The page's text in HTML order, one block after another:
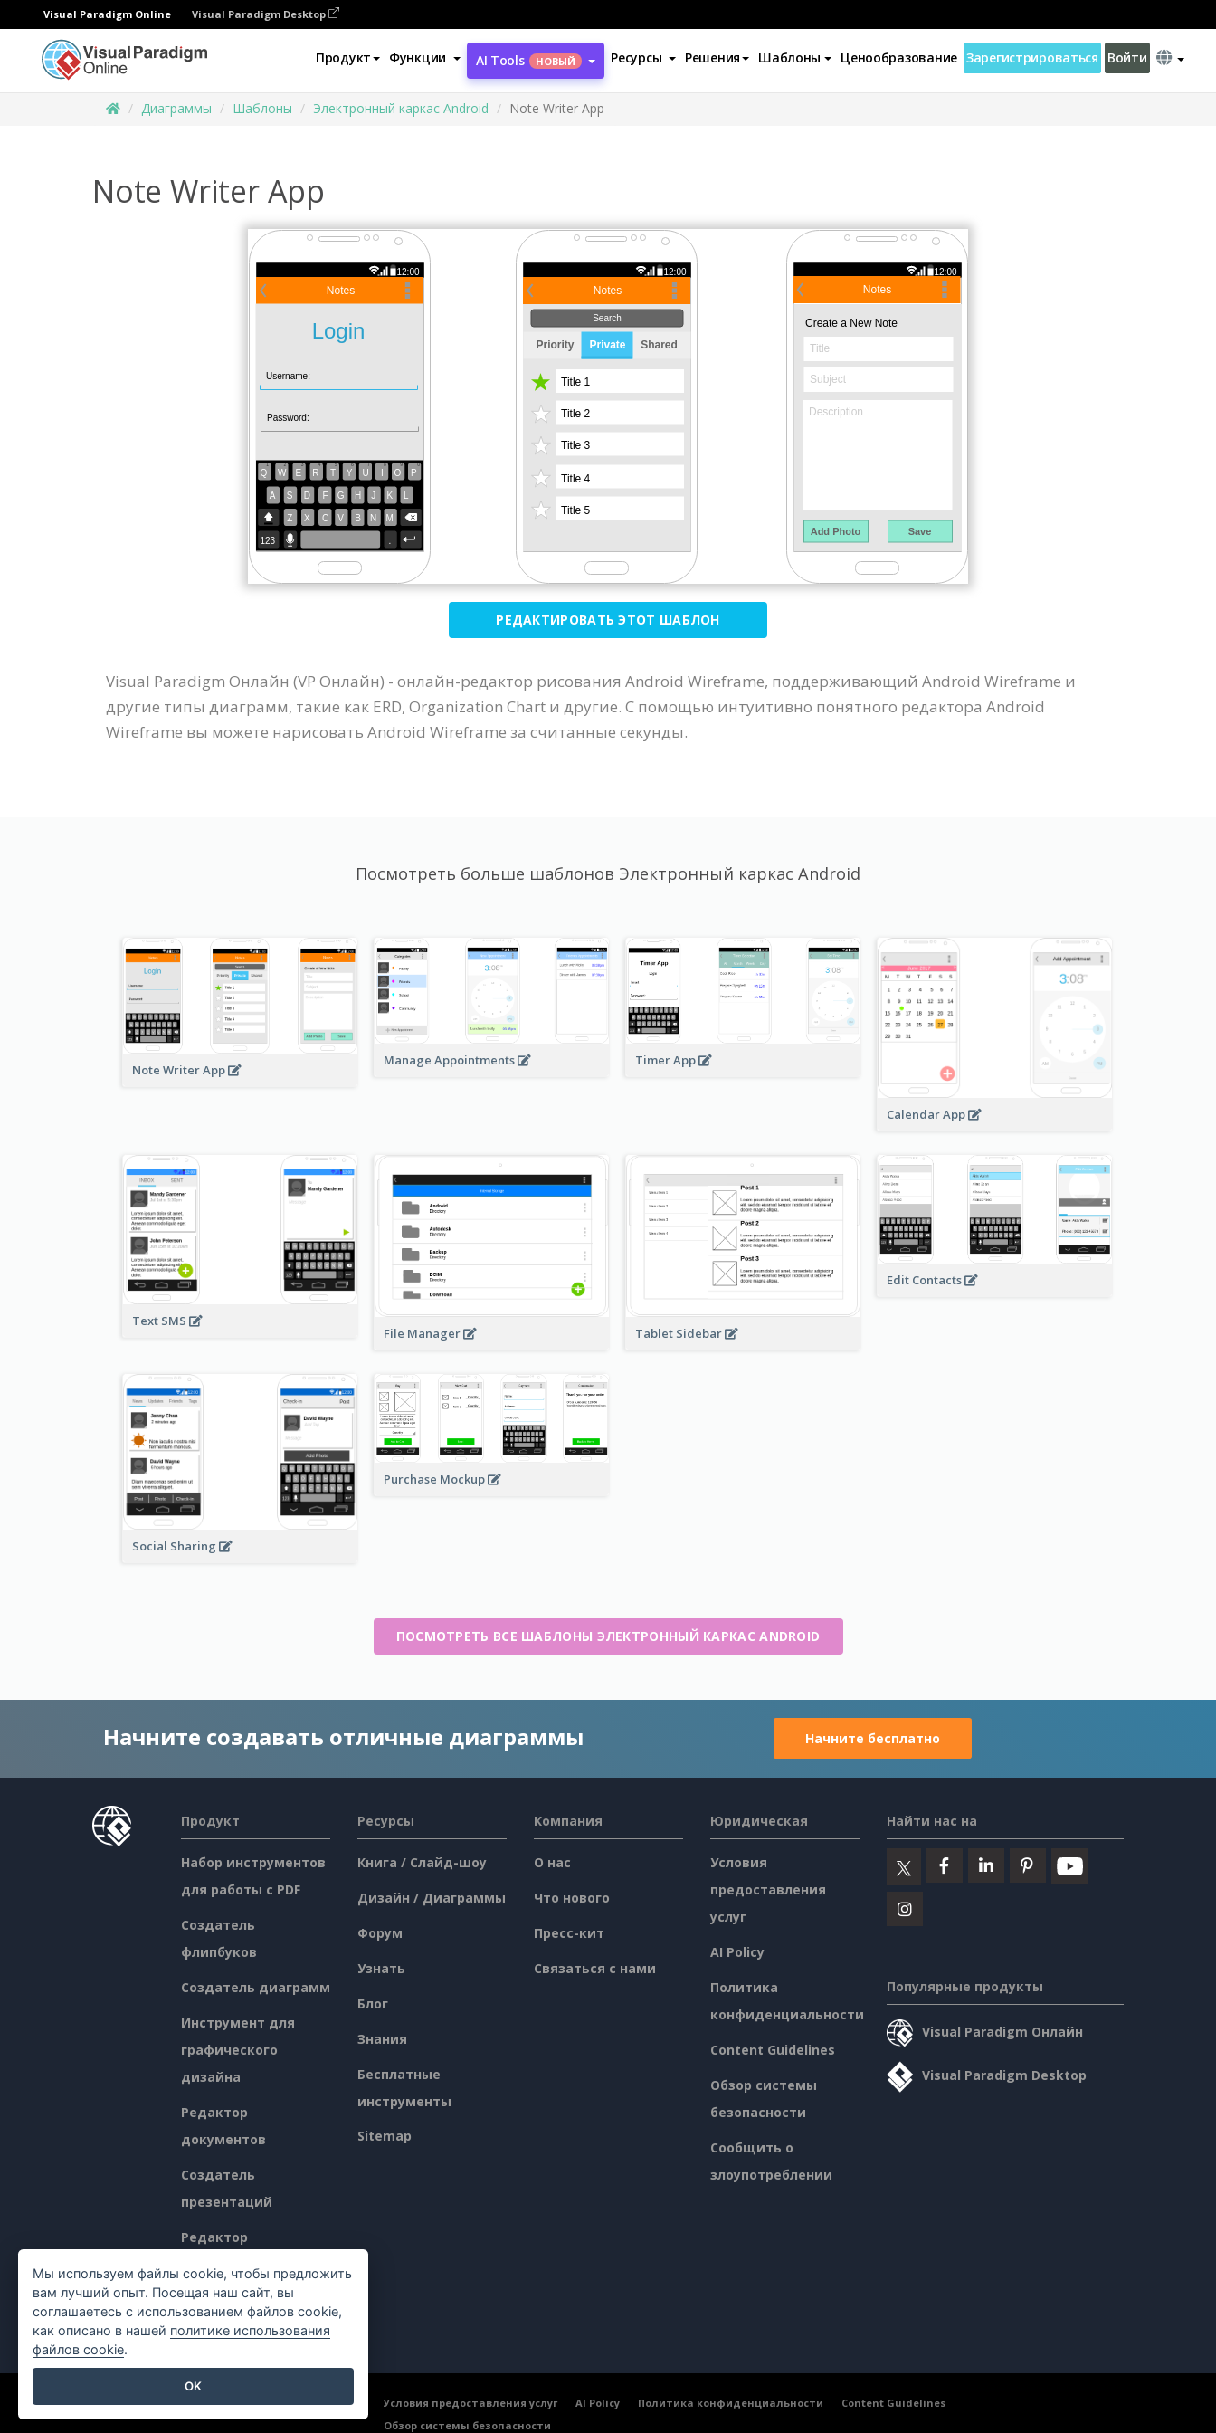
Visual Paradigm Online Visual Paradigm Desktop
Продукт Функции AI Tools НОВЫЙ Ресурсы Решения Шаблоны Ценообразование Зарегистрироваться Войти
Диаграммы Шаблоны Электронный каркас Android Note Writer App
Note Writer App
РЕДАКТИРОВАТЬ ЭТОТ ШАБЛОН
Visual Paradigm Онлайн (VP Онлайн) - онлайн-редактор рисования Android Wireframe, поддерживающий Android Wireframe и
другие типы диаграмм, такие как ERD, Organization Chart и другие. С помощью интуитивно понятного редактора Android
Wireframe вы можете нарисовать Android Wireframe за считанные секунды.
Посмотреть больше шаблонов Электронный каркас Android
Note Writer App
Manage Appointments Timer App
Calendar App
Text SMS
File Manager Tablet Sidebar
Edit Contacts
Social Sharing
Purchase Mockup
ПОСМОТРЕТЬ ВСЕ ШАБЛОНЫ ЭЛЕКТРОННЫЙ КАРКАС ANDROID
Начните создавать отличные диаграммы Начните бесплатно
Продукт
Набор инструментов
для работы с PDF
Создатель
флипбуков
Создатель диаграмм
Инструмент для
графического
дизайна
Редактор
документов
Создатель
презентаций
Редактор
Ценообразование
Ресурсы
Книга / Слайд-шоу
Дизайн / Диаграммы
Форум
Узнать
Блог
Знания
Бесплатные
инструменты
Sitemap
Компания
О нас
Что нового
Пресс-кит
Связаться с нами
Юридическая
Условия
предоставления
услуг
AI Policy
Политика
конфиденциальности
Content Guidelines
Обзор системы
безопасности
Сообщить о
злоупотреблении
Найти нас на
Популярные продукты
Visual Paradigm Онлайн
Visual Paradigm Desktop
©2026 by Visual Paradigm. Все права защищены. Условия предоставления услуг AI Policy Политика конфиденциальности
Content Guidelines
Обзор системы безопасности
Мы используем файлы cookie, чтобы предложить
вам лучший опыт. Посещая наш сайт, вы
соглашаетесь с использованием файлов cookie,
как описано в нашей политике использования
файлов cookie.
OK